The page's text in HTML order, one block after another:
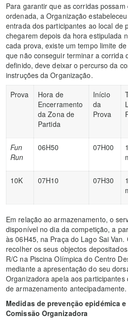
Para garantir que as corridas
ordenada, a Organização
entrada dos participantes ao local de
chegarem depois da hora estipulada
cada prova, existe um tempo limite
que não conseguir terminar a corrida
definido, deve deixar o percurso da
instruções da Organização.
Prova
Hora de
Encerramento
da Zona de
Partida
Início
da
Prova
Fun
Run
06H50 07H00
10K 07H10 07H30
Em relação ao armazenamento, o
disponível no dia da competição, a
às 06H45, na Praça do Lago Sai
recolher os seus objectos
R/C na Piscina Olímpica do Centro
mediante a apresentação do seu
Organizadora apela aos
de armazenamento antecipadamente.
Medidas de prevenção epidémica
Comissão Organizadora